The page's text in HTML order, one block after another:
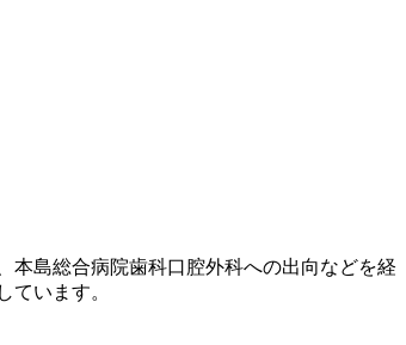
本島総合病院歯科口腔外科への出向などを経
ています。